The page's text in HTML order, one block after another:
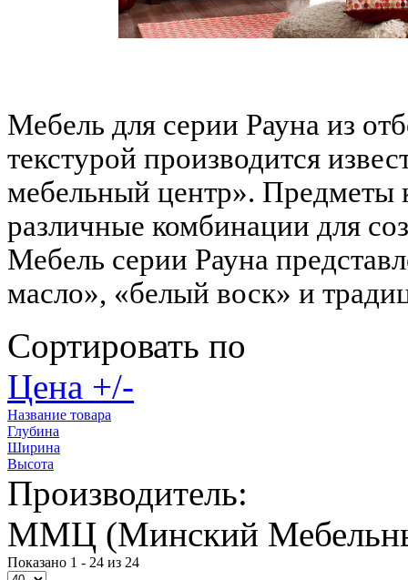
Мебель для серии Рауна из
текстурой производится
мебельный центр». Предметы
различные комбинации для
Мебель серии Рауна
масло», «белый воск» и
Сортировать по
Цена +/-
Название товара
Глубина
Ширина
Высота
Производитель:
ММЦ (Минский
Показано 1 - 24 из 24